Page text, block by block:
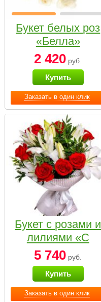
Заказать в один клик
Букет белых роз
«Белла»
2 420 руб.
Купить
Заказать в один клик
Букет с розами и
лилиями «С
наилучшими
пожеланиями»
5 740 руб.
Купить